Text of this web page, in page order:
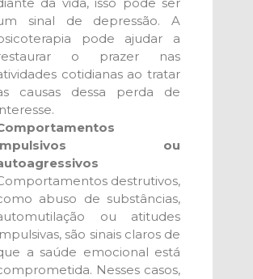
sinal de depressão. A
pode ajudar a
o prazer nas
cotidianas ao tratar
causas dessa perda de
ou
destrutivos,
abuso de substâncias,
ou atitudes
são sinais claros de
a saúde emocional está
Nesses casos,